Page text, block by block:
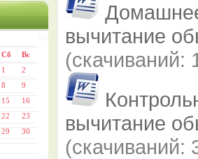
Сб
Вс
1
2
8
9
15
16
22
23
29
30
вычитание
(cкачиваний:
вычитание
(cкачиваний: